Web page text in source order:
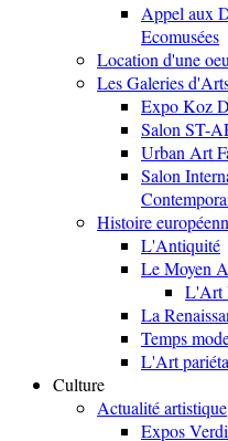
Appel aux
Ecomusées
Location d'une
Les Galeries
Expo Koz
Salon ST-
Urban Art
Salon
Histoire
L'Antiquité
Le Moyen
L'Art
La
Temps
L'Art
Culture
Actualité artistique
Expos